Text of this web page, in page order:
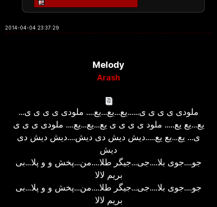
2014-04-04 23:37:29
Melody
Arash
ملودی ی ی ی ی......یع...یع...یع.... ملودی ی ی ی ی...
یع...یع یع..... ملود ی ی ی ی یع...یع...یع.... ملودی ی ی ی
ی... یع...یع یع.....دیش دیش دی دیش....دیش دیش دی
دیش
جو....جوی بلا....جی...جیگر طلا....من...پخش و و پلا...بی
بریم لالا
جو....جوی بلا....جی...جیگر طلا....من...پخش و و پلا...بی
بریم لالا